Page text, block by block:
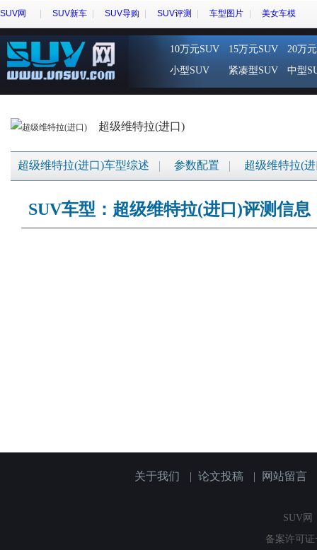
SUV网 SUV新车 SUV导购 SUV评测 车型图片 美女车模
10万元SUV 15万元SUV
20万
小型SUV
紧凑型SUV 中型
超级维特拉(进口)
超级维特拉(进口)车型综述 参数配置 超级维特拉(
SUV车型：超级维特拉(进口)评测信息
关于我们 | 论文投稿 | 网站留言
SUV网
备案许可证